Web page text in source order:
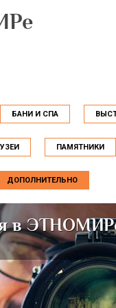
БАНИ И СПА
ПАМЯТНИКИ
ДОПОЛНИТЕЛЬНО
в